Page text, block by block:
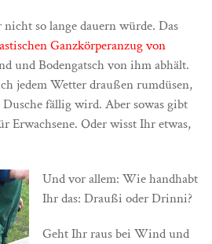
so lange dauern würde. Das
Ganzkörperanzug von
und Bodengatsch von ihm abhält.
jedem Wetter draußen rumdüsen,
fällig wird. Aber sowas gibt
Erwachsene. Oder wisst Ihr etwas,
Und vor allem: Wie handhabt
Ihr das: Draußi oder Drinni?
Geht Ihr raus bei Wind und